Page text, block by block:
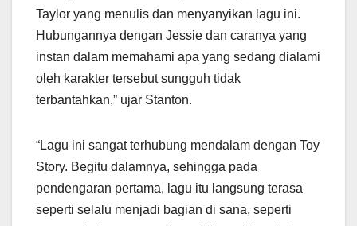
Taylor yang menulis dan menyanyikan lagu ini.
Hubungannya dengan Jessie dan caranya yang
instan dalam memahami apa yang sedang dialami
oleh karakter tersebut sungguh tidak
terbantahkan,” ujar Stanton.
“Lagu ini sangat terhubung mendalam dengan Toy
Story. Begitu dalamnya, sehingga pada
pendengaran pertama, lagu itu langsung terasa
seperti selalu menjadi bagian di sana, seperti